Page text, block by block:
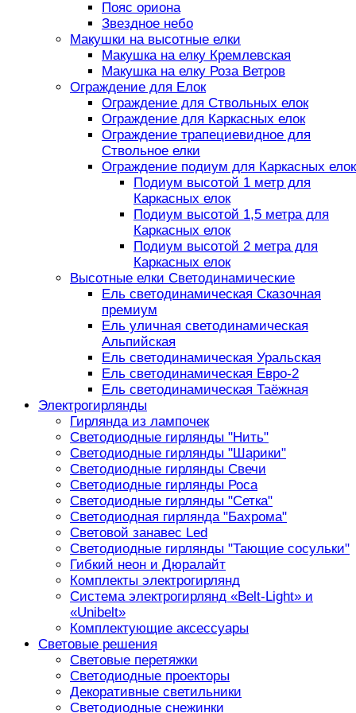
Пояс ориона
Звездное небо
Макушки на высотные елки
Макушка на елку Кремлевская
Макушка на елку Роза Ветров
Ограждение для Елок
Ограждение для Ствольных елок
Ограждение для Каркасных елок
Ограждение трапециевидное для
Ствольное елки
Ограждение подиум для Каркасных елок
Подиум высотой 1 метр для
Каркасных елок
Подиум высотой 1,5 метра для
Каркасных елок
Подиум высотой 2 метра для
Каркасных елок
Высотные елки Светодинамические
Ель светодинамическая Сказочная
премиум
Ель уличная светодинамическая
Альпийская
Ель светодинамическая Уральская
Ель светодинамическая Евро-2
Ель светодинамическая Таёжная
Электрогирлянды
Гирлянда из лампочек
Светодиодные гирлянды "Нить"
Светодиодные гирлянды "Шарики"
Светодиодные гирлянды Свечи
Светодиодные гирлянды Роса
Светодиодные гирлянды "Сетка"
Светодиодная гирлянда "Бахрома"
Световой занавес Led
Светодиодные гирлянды "Тающие сосульки"
Гибкий неон и Дюралайт
Комплекты электрогирлянд
Система электрогирлянд «Belt-Light» и
«Unibelt»
Комплектующие аксессуары
Световые решения
Световые перетяжки
Светодиодные проекторы
Декоративные светильники
Светодиодные снежинки